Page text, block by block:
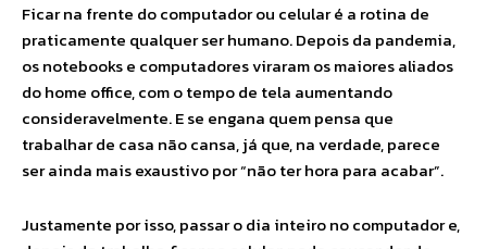
Ficar na frente do computador ou celular é a rotina de
praticamente qualquer ser humano. Depois da pandemia,
os notebooks e computadores viraram os maiores aliados
do home office, com o tempo de tela aumentando
consideravelmente. E se engana quem pensa que
trabalhar de casa não cansa, já que, na verdade, parece
ser ainda mais exaustivo por “não ter hora para acabar”.
Justamente por isso, passar o dia inteiro no computador e,